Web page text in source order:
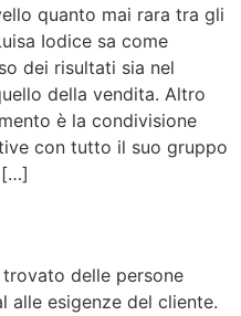
quanto mai rara tra gli
Iodice sa come
dei risultati sia nel
della vendita. Altro
è la condivisione
con tutto il suo gruppo
[…]
delle persone
alle esigenze del cliente.